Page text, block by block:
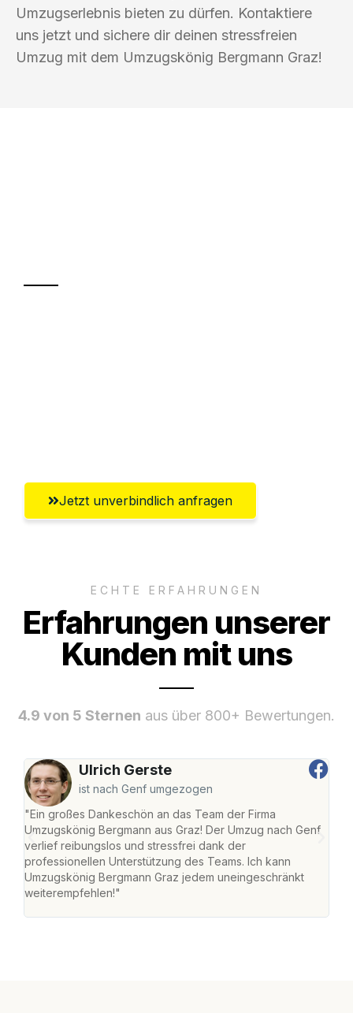
Umzugserlebnis bieten zu dürfen. Kontaktiere
uns jetzt und sichere dir deinen stressfreien
Umzug mit dem Umzugskönig Bergmann Graz!
Jetzt unverbindlich anfragen
ECHTE ERFAHRUNGEN
Erfahrungen unserer
Kunden mit uns
4.9 von 5 Sternen aus über 800+ Bewertungen.
Ulrich Gerste
ist nach Genf umgezogen
"Ein großes Dankeschön an das Team der Firma
Umzugskönig Bergmann aus Graz! Der Umzug nach Genf
verlief reibungslos und stressfrei dank der
professionellen Unterstützung des Teams. Ich kann
Umzugskönig Bergmann Graz jedem uneingeschränkt
weiterempfehlen!"